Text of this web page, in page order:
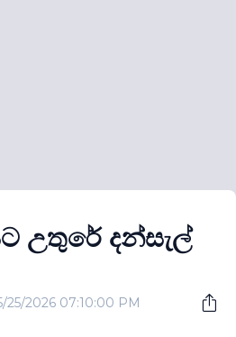
උතුරේ දන්සැල්
25/2026 07:10:00 PM